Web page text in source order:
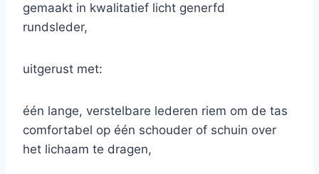
gemaakt in kwalitatief licht generfd
rundsleder,
uitgerust met:
één lange, verstelbare lederen riem om de tas
comfortabel op één schouder of schuin over
het lichaam te dragen,